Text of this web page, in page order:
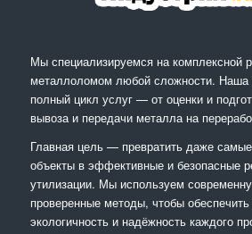
Мы специализируемся на комплексной
металлоломом любой сложности. Наша
полный цикл услуг — от оценки и
вывоза и передачи металла на
Главная цель — превратить даже
объекты в эффективные и безопасные
утилизации. Мы используем
проверенные методы, чтобы обеспечить
экологичность и надёжность каждого